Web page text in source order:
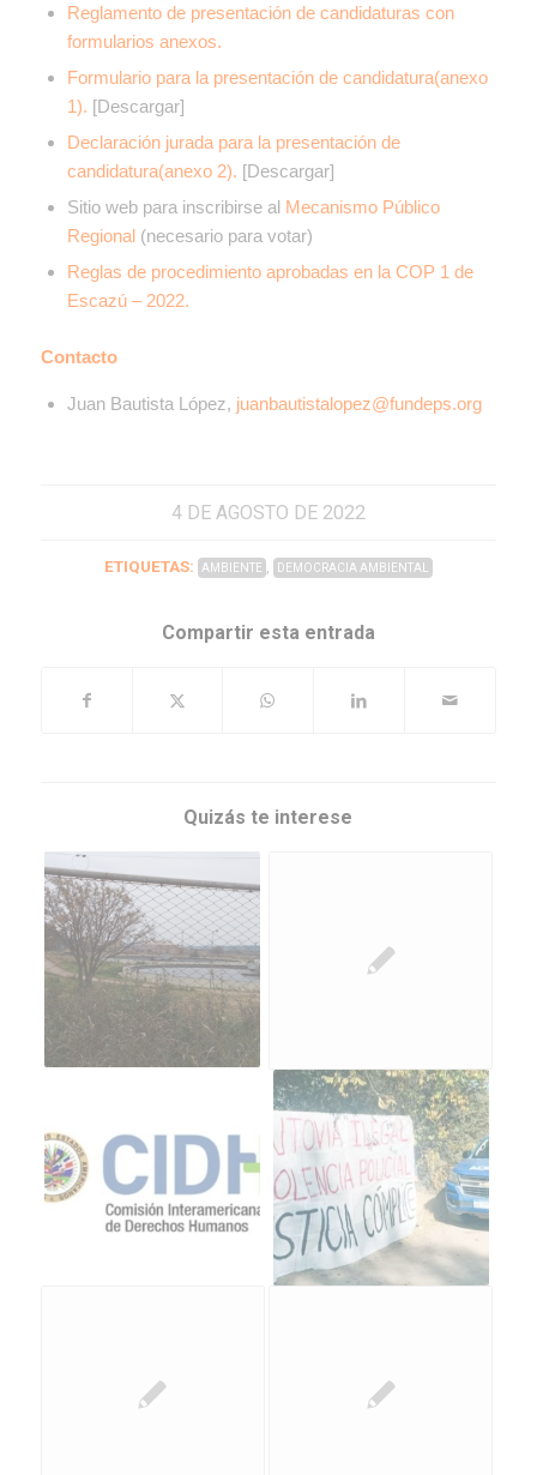
Reglamento de presentación de candidaturas con
formularios anexos.
Formulario para la presentación de candidatura(anexo
1). [Descargar]
Declaración jurada para la presentación de
candidatura(anexo 2). [Descargar]
Sitio web para inscribirse al Mecanismo Público
Regional(necesario para votar)
Reglas de procedimiento aprobadas en la COP 1 de
Escazú – 2022.
Contacto
Juan Bautista López, juanbautistalopez@fundeps.org
4 DE AGOSTO DE 2022
ETIQUETAS: AMBIENTE , DEMOCRACIA AMBIENTAL
Compartir esta entrada
Quizás te interese